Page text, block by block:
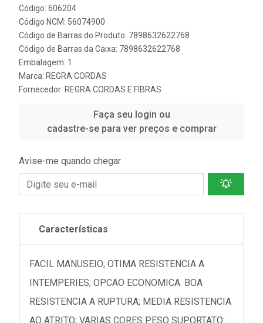
Código: 606204
Código NCM: 56074900
Código de Barras do Produto: 7898632622768
Código de Barras da Caixa: 7898632622768
Embalagem: 1
Marca: REGRA CORDAS
Fornecedor: REGRA CORDAS E FIBRAS
Faça seu login ou
cadastre-se para ver preços e comprar
Avise-me quando chegar
Características
FACIL MANUSEIO; OTIMA RESISTENCIA A
INTEMPERIES; OPCAO ECONOMICA. BOA
RESISTENCIA A RUPTURA; MEDIA RESISTENCIA
AO ATRITO; VARIAS CORES PESO SUPORTATO: